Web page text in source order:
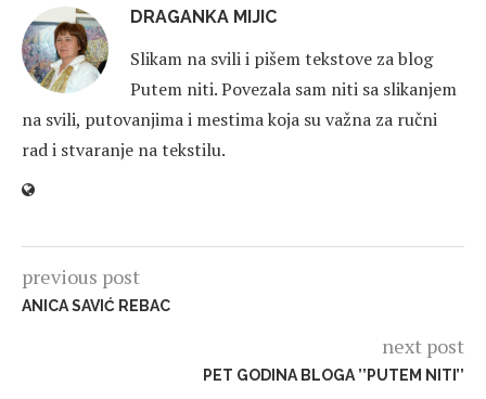
DRAGANKA MIJIC
Slikam na svili i pišem tekstove za blog
Putem niti. Povezala sam niti sa slikanjem
na svili, putovanjima i mestima koja su važna za ručni
rad i stvaranje na tekstilu.
previous post
ANICA SAVIĆ REBAC
next post
PET GODINA BLOGA ’’PUTEM NITI’’